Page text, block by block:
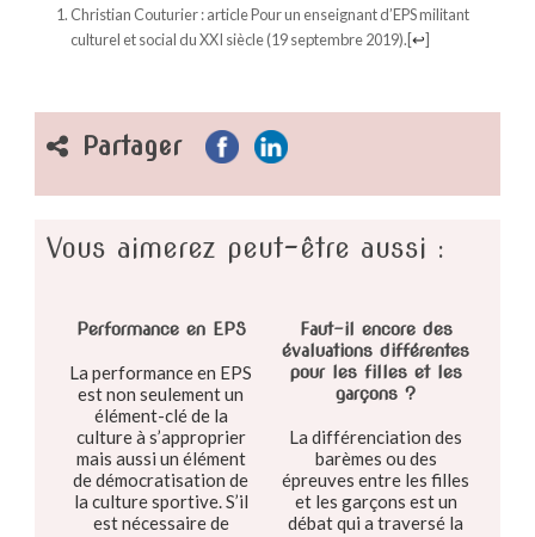
Christian Couturier : article Pour un enseignant d’EPS militant
culturel et social du XXI siècle (19 septembre 2019).[↩]
Partager
Vous aimerez peut-être aussi :
Performance en EPS
La performance en EPS
est non seulement un
élément-clé de la
culture à s’approprier
mais aussi un élément
de démocratisation de
la culture sportive. S’il
est nécessaire de
Faut-il encore des
évaluations différentes
pour les filles et les
garçons ?
La différenciation des
barèmes ou des
épreuves entre les filles
et les garçons est un
débat qui a traversé la